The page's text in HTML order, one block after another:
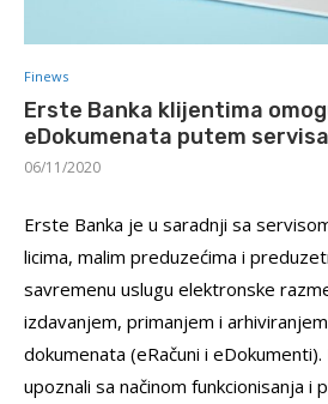
Finews
Erste Banka klijentima
eDokumenata putem
06/11/2020
Erste Banka je u saradnji sa
licima, malim preduzećima i
savremenu uslugu elektronske
izdavanjem, primanjem i
dokumenata (eRačuni i
upoznali sa načinom funkcionisanja i